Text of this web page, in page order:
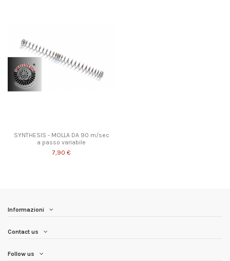
SYNTHESIS - MOLLA DA 90 m/sec
a passo variabile
7,90 €
Informazioni
Contact us
Follow us